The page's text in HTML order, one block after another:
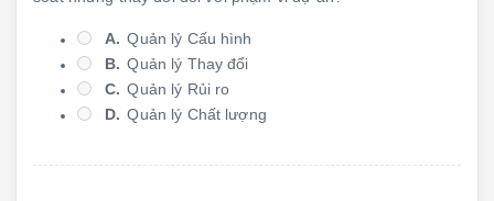
A. Quản lý Cấu hình
B. Quản lý Thay đổi
C. Quản lý Rủi ro
D. Quản lý Chất lượng